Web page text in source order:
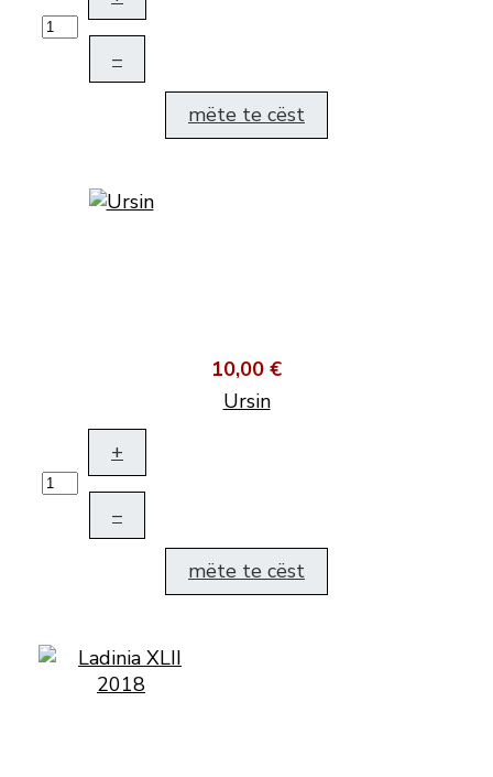
–
mëte te cëst
10,00 €
Ursin
+
–
mëte te cëst